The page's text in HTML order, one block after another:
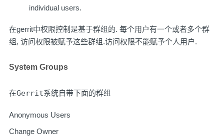
individual users.
在gerrit中权限控制是基于群组的. 每个用户有一个或者多个群
组, 访问权限被赋予这些群组.访问权限不能赋予个人用户.
System Groups
在Gerrit系统自带下面的群组
Anonymous Users
Change Owner